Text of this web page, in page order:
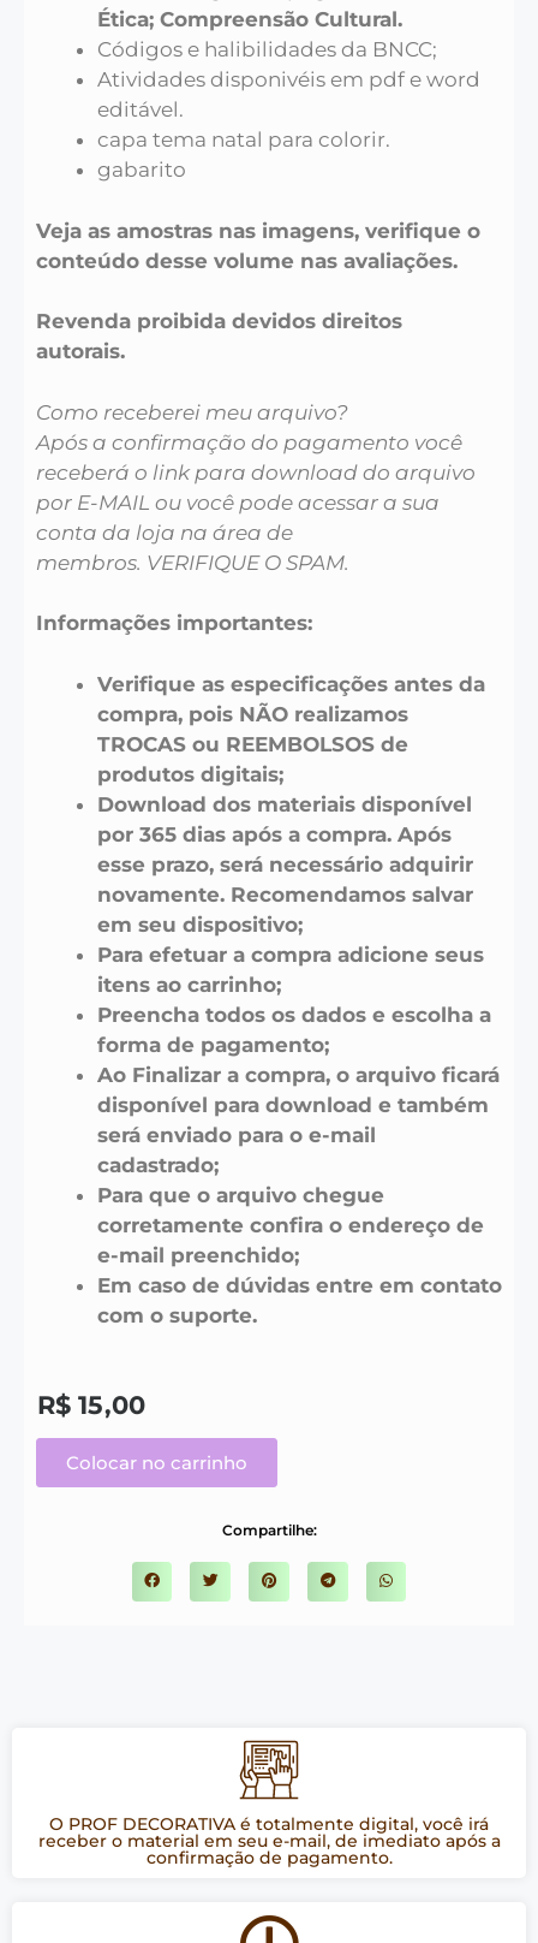
Ética; Compreensão Cultural.
Códigos e halibilidades da BNCC;
Atividades disponivéis em pdf e word
editável.
capa tema natal para colorir.
gabarito
Veja as amostras nas imagens, verifique o
conteúdo desse volume nas avaliações.
Revenda proibida devidos direitos
autorais.
Como receberei meu arquivo?
Após a confirmação do pagamento você
receberá o link para download do arquivo
por E-MAIL ou você pode acessar a sua
conta da loja na área de
membros. VERIFIQUE O SPAM.
Informações importantes:
Verifique as especificações antes da
compra, pois NÃO realizamos
TROCAS ou REEMBOLSOS de
produtos digitais;
Download dos materiais disponível
por 365 dias após a compra. Após
esse prazo, será necessário adquirir
novamente. Recomendamos salvar
em seu dispositivo;
Para efetuar a compra adicione seus
itens ao carrinho;
Preencha todos os dados e escolha a
forma de pagamento;
Ao Finalizar a compra, o arquivo ficará
disponível para download e também
será enviado para o e-mail
cadastrado;
Para que o arquivo chegue
corretamente confira o endereço de
e-mail preenchido;
Em caso de dúvidas entre em contato
com o suporte.
R$ 15,00
Colocar no carrinho
Compartilhe:
O PROF DECORATIVA é totalmente digital, você irá
receber o material em seu e-mail, de imediato após a
confirmação de pagamento.